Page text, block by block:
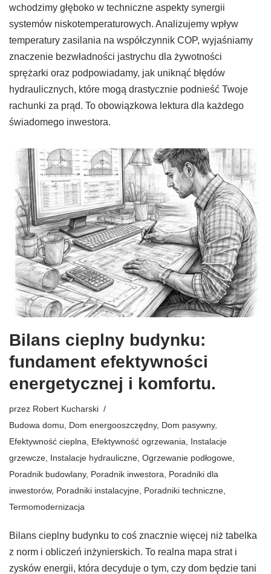
wchodzimy głęboko w techniczne aspekty synergii
systemów niskotemperaturowych. Analizujemy wpływ
temperatury zasilania na współczynnik COP, wyjaśniamy
znaczenie bezwładności jastrychu dla żywotności
sprężarki oraz podpowiadamy, jak uniknąć błędów
hydraulicznych, które mogą drastycznie podnieść Twoje
rachunki za prąd. To obowiązkowa lektura dla każdego
świadomego inwestora.
Bilans cieplny budynku:
fundament efektywności
energetycznej i komfortu.
przez Robert Kucharski
Budowa domu
Dom energooszczędny, Dom pasywny,
Efektywność cieplna
Efektywność ogrzewania
Instalacje
grzewcze Instalacje hydrauliczne Ogrzewanie podłogowe
Poradnik budowlany, Poradnik inwestora
Poradniki dla
inwestorów, Poradniki instalacyjne Poradniki techniczne
Termomodernizacja
Bilans cieplny budynku to coś znacznie więcej niż tabelka
z norm i obliczeń inżynierskich. To realna mapa strat i
zysków energii, która decyduje o tym, czy dom będzie tani